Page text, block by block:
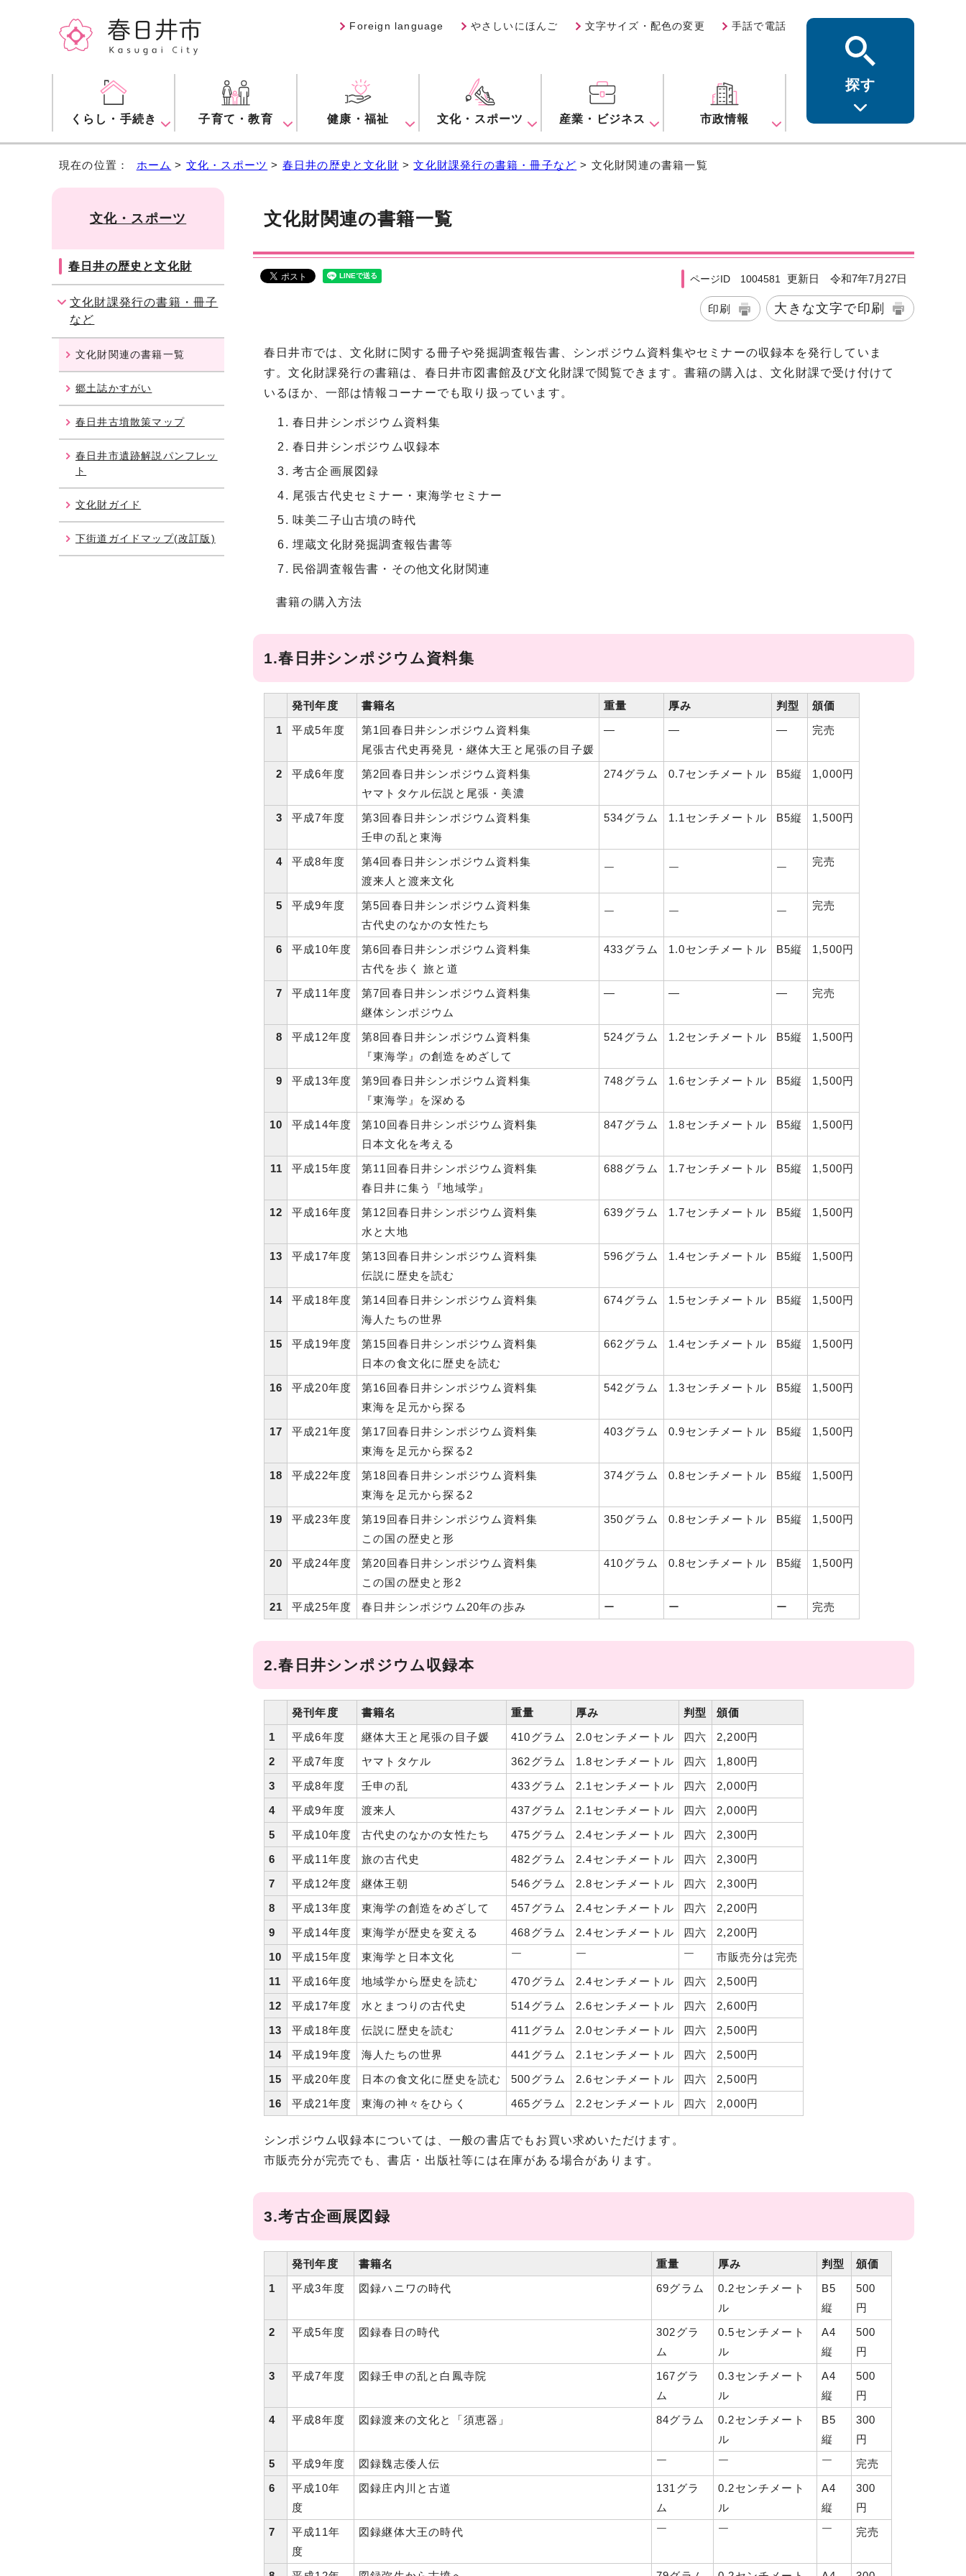
Foreign language やさしいにほんご 文字サイズ・配色の変更 手話で電話
くらし・手続き 子育て・教育 健康・福祉 文化・スポーツ 産業・ビジネス 市政情報
探す
現在の位置： ホーム > 文化・スポーツ > 春日井の歴史と文化財 >文化財課発行の書籍・冊子など > 文化財関連の書籍一覧
文化財関連の書籍一覧
ページID 1004581 更新日 令和7年7月27日
印刷 大きな文字で印刷
春日井市では、文化財に関する冊子や発掘調査報告書、シンポジウム資料集やセミナーの収録本を発行していま
す。文化財課発行の書籍は、春日井市図書館及び文化財課で閲覧できます。書籍の購入は、文化財課で受け付けて
いるほか、一部は情報コーナーでも取り扱っています。
春日井シンポジウム資料集
春日井シンポジウム収録本
考古企画展図録
尾張古代史セミナー・東海学セミナー
味美二子山古墳の時代
埋蔵文化財発掘調査報告書等
民俗調査報告書・その他文化財関連
書籍の購入方法
1.春日井シンポジウム資料集
発刊年度 書籍名 重量 厚み 判型
頒価
1
平成5年度
第1回春日井シンポジウム資料集
尾張古代史再発見・継体大王と尾張の目子媛
― ― ― 完売
2 平成6年度
第2回春日井シンポジウム資料集
ヤマトタケル伝説と尾張・美濃
274グラム 0.7センチメートル B5縦 1,000円
3 平成7年度
第3回春日井シンポジウム資料集
壬申の乱と東海
534グラム 1.1センチメートル B5縦 1,500円
4 平成8年度
第4回春日井シンポジウム資料集
渡来人と渡来文化
￣ ￣ ￣
完売
5 平成9年度
第5回春日井シンポジウム資料集
古代史のなかの女性たち
￣ ￣ ￣
完売
6 平成10年度
第6回春日井シンポジウム資料集
古代を歩く 旅と道
433グラム 1.0センチメートル B5縦 1,500円
7 平成11年度
第7回春日井シンポジウム資料集
継体シンポジウム
― ― ― 完売
8 平成12年度
第8回春日井シンポジウム資料集
『東海学』の創造をめざして
524グラム 1.2センチメートル B5縦 1,500円
9 平成13年度
第9回春日井シンポジウム資料集
『東海学』を深める
748グラム 1.6センチメートル B5縦 1,500円
10 平成14年度
第10回春日井シンポジウム資料集
日本文化を考える
847グラム 1.8センチメートル B5縦 1,500円
11 平成15年度
第11回春日井シンポジウム資料集
春日井に集う『地域学』
688グラム 1.7センチメートル B5縦 1,500円
12 平成16年度
第12回春日井シンポジウム資料集
水と大地
639グラム 1.7センチメートル B5縦 1,500円
13 平成17年度
第13回春日井シンポジウム資料集
伝説に歴史を読む
596グラム 1.4センチメートル B5縦 1,500円
14 平成18年度
第14回春日井シンポジウム資料集
海人たちの世界
674グラム 1.5センチメートル B5縦 1,500円
15 平成19年度
第15回春日井シンポジウム資料集
日本の食文化に歴史を読む
662グラム 1.4センチメートル B5縦 1,500円
16 平成20年度
第16回春日井シンポジウム資料集
東海を足元から探る
542グラム 1.3センチメートル B5縦 1,500円
17 平成21年度
第17回春日井シンポジウム資料集
東海を足元から探る2
403グラム 0.9センチメートル B5縦 1,500円
18 平成22年度
第18回春日井シンポジウム資料集
東海を足元から探る2
374グラム 0.8センチメートル B5縦 1,500円
19 平成23年度
第19回春日井シンポジウム資料集
この国の歴史と形
350グラム 0.8センチメートル B5縦 1,500円
20 平成24年度
第20回春日井シンポジウム資料集
この国の歴史と形2
410グラム 0.8センチメートル B5縦 1,500円
21 平成25年度 春日井シンポジウム20年の歩み ー ー ー 完売
2.春日井シンポジウム収録本
発刊年度 書籍名 重量 厚み 判型
頒価
1
平成6年度 継体大王と尾張の目子媛 410グラム 2.0センチメートル 四六
2,200円
2
平成7年度 ヤマトタケル 362グラム 1.8センチメートル 四六
1,800円
3
平成8年度 壬申の乱 433グラム 2.1センチメートル 四六
2,000円
4
平成9年度 渡来人 437グラム 2.1センチメートル 四六
2,000円
5
平成10年度 古代史のなかの女性たち 475グラム 2.4センチメートル 四六
2,300円
6
平成11年度 旅の古代史 482グラム 2.4センチメートル 四六
2,300円
7
平成12年度 継体王朝 546グラム 2.8センチメートル 四六
2,300円
8
平成13年度 東海学の創造をめざして 457グラム 2.4センチメートル 四六
2,200円
9
平成14年度 東海学が歴史を変える 468グラム 2.4センチメートル 四六
2,200円
10
平成15年度 東海学と日本文化 ￣ ￣ ￣
市販売分は完売
11
平成16年度 地域学から歴史を読む 470グラム 2.4センチメートル 四六
2,500円
12
平成17年度 水とまつりの古代史 514グラム 2.6センチメートル 四六
2,600円
13
平成18年度 伝説に歴史を読む 411グラム 2.0センチメートル 四六
2,500円
14
平成19年度 海人たちの世界 441グラム 2.1センチメートル 四六
2,500円
15
平成20年度 日本の食文化に歴史を読む 500グラム 2.6センチメートル 四六
2,500円
16
平成21年度 東海の神々をひらく 465グラム 2.2センチメートル 四六 2,000円
シンポジウム収録本については、一般の書店でもお買い求めいただけます。
市販売分が完売でも、書店・出版社等には在庫がある場合があります。
3.考古企画展図録
発刊年度 書籍名 重量 厚み 判型
頒価
1
平成3年度 図録ハニワの時代 69グラム
0.2センチメート
ル
B5
縦
500
円
2
平成5年度 図録春日の時代
302グラ
ム
0.5センチメート
ル
A4
縦
500
円
3
平成7年度 図録壬申の乱と白鳳寺院
167グラ
ム
0.3センチメート
ル
A4
縦
500
円
4
平成8年度 図録渡来の文化と「須恵器」 84グラム
0.2センチメート
ル
B5
縦
300
円
5
平成9年度 図録魏志倭人伝 ￣ ￣ ￣
完売
6
平成10年
度
図録庄内川と古道
131グラ
ム
0.2センチメート
ル
A4
縦
300
円
7
平成11年
度
図録継体大王の時代 ￣ ￣ ￣ 完売
文化・スポーツ
春日井の歴史と文化財
文化財課発行の書籍・冊子
など
文化財関連の書籍一覧
郷土誌かすがい
春日井古墳散策マップ
春日井市遺跡解説パンフレッ
ト
文化財ガイド
下街道ガイドマップ(改訂版)